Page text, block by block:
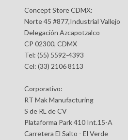
Concept Store CDMX:
Norte 45 #877,Industrial Vallejo
Delegación Azcapotzalco
CP 02300, CDMX
Tel: (55) 5592-4393
Cel: (33) 2106 8113
Corporativo:
RT Mak Manufacturing
S de RL de CV
Plataforma Park 410 Int.15-A
Carretera El Salto - El Verde